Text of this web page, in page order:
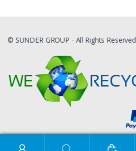
© SUNDER GROUP - All Rights Reserved
Ieškoti: